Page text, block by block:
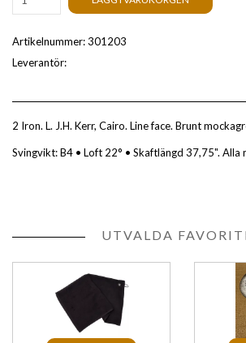
Artikelnummer:301203
Leverantör:
2 Iron. L. J.H. Kerr, Cairo. Line face. Brunt
Svingvikt: B4 • Loft 22° • Skaftlängd 37,75".
UTVALDA